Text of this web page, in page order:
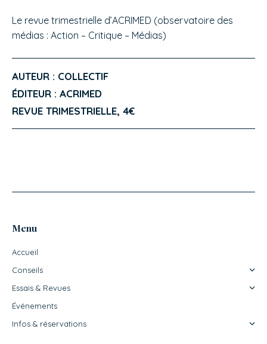
Le revue trimestrielle d’ACRIMED (observatoire des
médias : Action – Critique – Médias)
AUTEUR : COLLECTIF
ÉDITEUR : ACRIMED
REVUE TRIMESTRIELLE, 4€
Menu
Accueil
Conseils
Essais & Revues
Événements
Infos & réservations